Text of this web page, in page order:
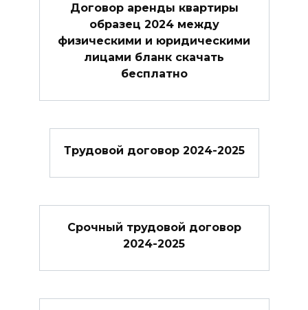
Договор аренды квартиры
образец 2024 между
физическими и юридическими
лицами бланк скачать
бесплатно
Трудовой договор 2024-2025
Cрочный трудовой договор
2024-2025